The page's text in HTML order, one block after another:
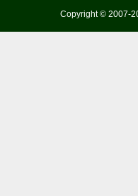
Copyright © 2007-